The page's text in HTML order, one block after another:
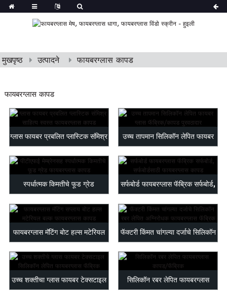
मुखपृष्ठ उत्पादने फायबरग्लास कापड
फायबरग्लास कापड
ग्लास फायबर प्रबलित प्लास्टिक संमिश्र
साहित्य...
उच्च तापमान सिलिकॉन लेपित फायबर
ग्लास फॅ...
स्पर्धात्मक किमतीचे फूड ग्रेड
फायबरग्लास कापड...
सर्फबोर्ड फायबरग्लास फॅब्रिक सर्फबोर्ड,
फायबरग्ल...
फायबरग्लास मॅटिंग बोट हल्स मटेरियल
पुरवते...
फॅक्टरी किंमत चांगल्या दर्जाचे सिलिकॉन
रबर कोट...
उच्च शक्तीचा ग्लास फायबर टेक्सटाइल सिलिकॉन रबर लेपित फायबरग्लास